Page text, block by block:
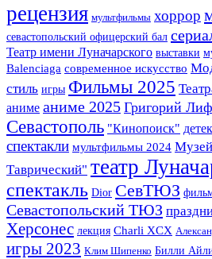
рецензия мультфильмы хоррор
севастопольский офицерский бал
Театр имени Луначарского выставки
Balenciaga современное искусство
стиль игры Фильмы 2025
аниме аниме 2025 Григорий
Севастополь "Кинопоиск"
спектакли мультфильмы 2024
Таврический" театр
спектакль Dior СевТЮЗ
Севастопольский ТЮЗ
Херсонес лекция Charli XCX
игры 2023 Клим Шипенко Билли